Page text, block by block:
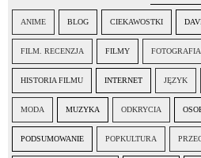
ANIME BLOG CIEKAWOSTKI
FILM. RECENZJA FILMY FOTOGRAFIA
HISTORIA FILMU INTERNET JĘZYK
MODA MUZYKA ODKRYCIA
PODSUMOWANIE POPKULTURA